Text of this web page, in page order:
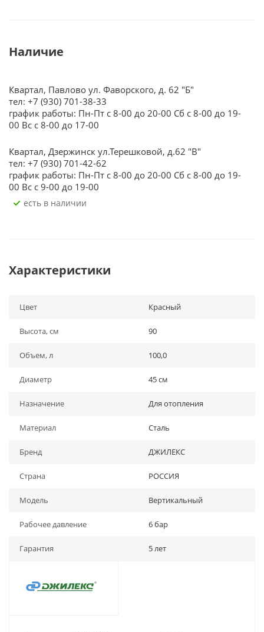
Наличие
Квартал, Павлово ул. Фаворского, д. 62 "Б"
тел: +7 (930) 701-38-33
график работы: Пн-Пт с 8-00 до 20-00 Сб с 8-00 до 19-
00 Вс с 8-00 до 17-00
Квартал, Дзержинск ул.Терешковой, д.62 "В"
тел: +7 (930) 701-42-62
график работы: Пн-Пт с 8-00 до 20-00 Сб с 8-00 до 19-
00 Вс с 9-00 до 19-00
Есть в наличии
Характеристики
Цвет Красный
Высота, см 90
Объем, л 100,0
Диаметр 45 см
Назначение Для отопления
Материал Сталь
Бренд ДЖИЛЕКС
Страна РОССИЯ
Модель Вертикальный
Рабочее давление 6 бар
Гарантия 5 лет